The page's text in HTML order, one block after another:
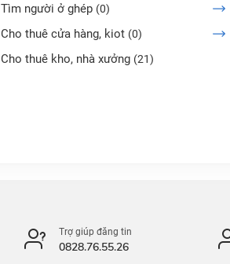
Tìm người ở ghép (0)
Cho thuê cửa hàng, kiot (0)
Cho thuê kho, nhà xưởng (21)
Trợ giúp đăng tin
0828.76.55.26